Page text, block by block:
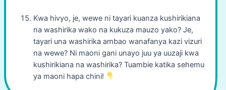
Kwa hivyo, je, wewe ni tayari kuanza kushirikiana
na washirika wako na kukuza mauzo yako? Je,
tayari una washirika ambao wanafanya kazi vizuri
na wewe? Ni maoni gani unayo juu ya uuzaji kwa
kushirikiana na washirika? Tuambie katika sehemu
ya maoni hapa chini!